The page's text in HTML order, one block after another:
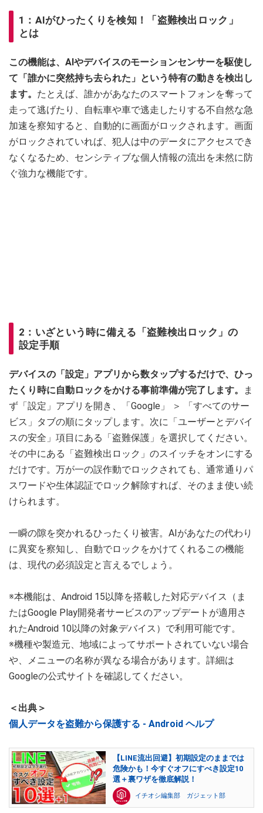
1：AIがひったくりを検知！「盗難検出ロック」
とは
この機能は、AIやデバイスのモーションセンサーを駆使し
て「誰かに突然持ち去られた」という特有の動きを検出し
ます。 たとえば、誰かがあなたのスマートフォンを奪って
走って逃げたり、自転車や車で逃走したりする不自然な急
加速を察知すると、自動的に画面がロックされます。画面
がロックされていれば、犯人は中のデータにアクセスでき
なくなるため、センシティブな個人情報の流出を未然に防
ぐ強力な機能です。
2：いざという時に備える「盗難検出ロック」の
設定手順
デバイスの「設定」アプリから数タップするだけで、ひっ
たくり時に自動ロックをかける事前準備が完了します。
ま
ず「設定」アプリを開き、「Google」 ＞ 「すべてのサー
ビス」タブの順にタップします。次に「ユーザーとデバイ
スの安全」項目にある「盗難保護」を選択してください。
その中にある「盗難検出ロック」のスイッチをオンにする
だけです。万が一の誤作動でロックされても、通常通りパ
スワードや生体認証でロック解除すれば、そのまま使い続
けられます。
一瞬の隙を突かれるひったくり被害。AIがあなたの代わり
に異変を察知し、自動でロックをかけてくれるこの機能
は、現代の必須設定と言えるでしょう。
※本機能は、Android 15以降を搭載した対応デバイス（ま
たはGoogle Play開発者サービスのアップデートが適用さ
れたAndroid 10以降の対象デバイス）で利用可能です。
※機種や製造元、地域によってサポートされていない場合
や、メニューの名称が異なる場合があります。詳細は
Googleの公式サイトを確認してください。
＜出典＞
個人データを盗難から保護する - Android ヘルプ
【LINE流出回避】初期設定のままでは
危険かも！今すぐオフにすべき設定10
選＋裏ワザを徹底解説！
イチオシ編集部 ガジェット部